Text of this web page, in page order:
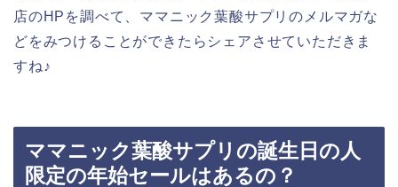
店のHPを調べて、ママニック葉酸サプリのメルマガな
どをみつけることができたらシェアさせていただきま
すね♪
ママニック葉酸サプリの誕生日の人
限定の年始セールはあるの？